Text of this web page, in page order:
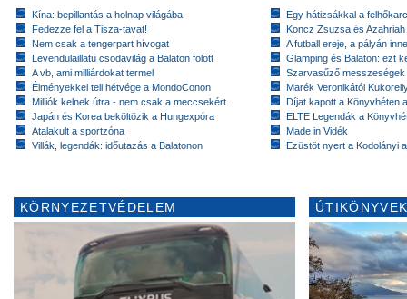
Kína: bepillantás a holnap világába
Fedezze fel a Tisza-tavat!
Nem csak a tengerpart hívogat
Levendulaillatú csodavilág a Balaton fölött
A vb, ami milliárdokat termel
Élményekkel teli hétvége a MondoConon
Milliók kelnek útra - nem csak a meccsekért
Japán és Korea beköltözik a Hungexpóra
Átalakult a sportzóna
Villák, legendák: időutazás a Balatonon
Egy hátizsákkal a
Koncz Zsuzsa és
A futball ereje, a pályán
Glamping és Balaton: ezt
Szarvasűző messzeségek
Marék Veronikától
Díjat kapott a Könyvhéten
ELTE Legendák a
Made in Vidék
Ezüstöt nyert a Kodolányi
KÖRNYEZETVÉDELEM